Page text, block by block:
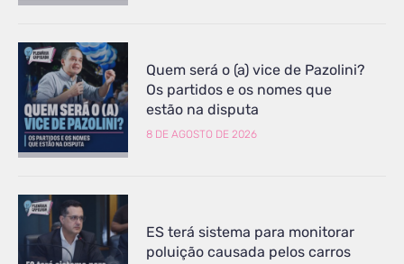
Quem será o (a) vice de Pazolini?
Os partidos e os nomes que
estão na disputa
8 DE AGOSTO DE 2026
ES terá sistema para monitorar
poluição causada pelos carros